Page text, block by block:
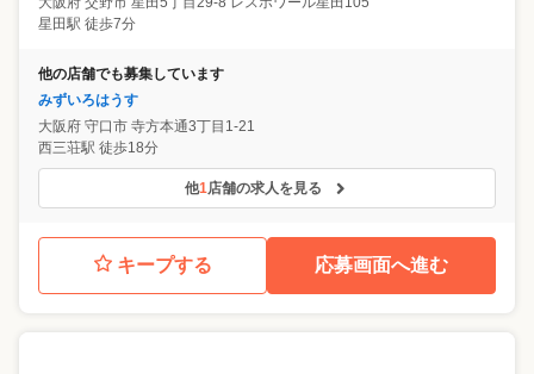
星田駅 徒歩7分
他の店舗でも募集しています
みずいろはうす
大阪府 守口市 寺方本通3丁目1-21
西三荘駅 徒歩18分
他1店舗の求人を見る
キープする 応募画面へ進む